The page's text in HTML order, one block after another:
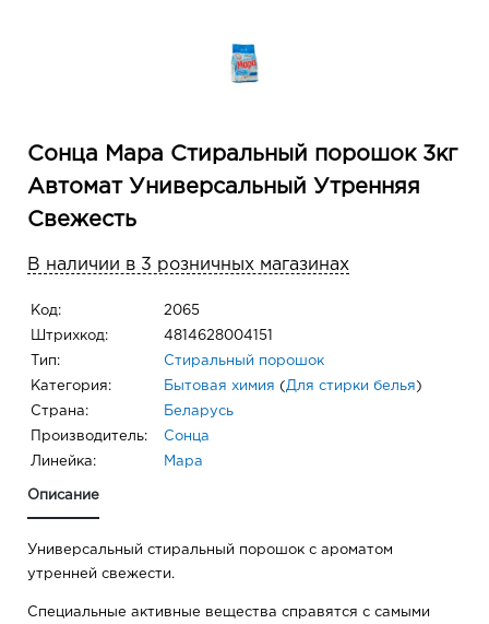
Сонца Мара Стиральный порошок 3кг
Автомат Универсальный Утренняя
Свежесть
В наличии в 3 розничных магазинах
Код: 2065
Штрихкод: 4814628004151
Тип: Стиральный порошок
Категория: Бытовая химия ( Для стирки белья )
Страна: Беларусь
Производитель: Сонца
Линейка: Мара
Описание
Универсальный стиральный порошок с ароматом
утренней свежести.
Специальные активные вещества справятся с самыми